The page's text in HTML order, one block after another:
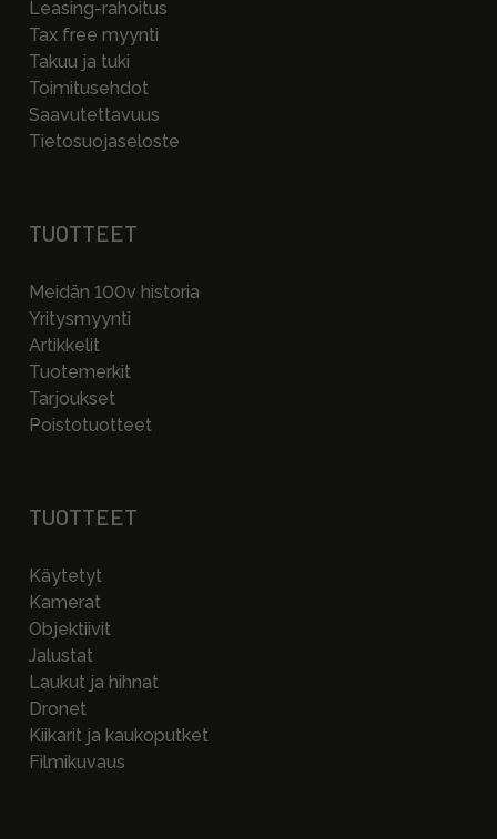
Leasing-rahoitus
Tax free myynti
Takuu ja tuki
Toimitusehdot
Saavutettavuus
Tietosuojaseloste
TUOTTEET
Meidän 100v historia
Yritysmyynti
Artikkelit
Tuotemerkit
Tarjoukset
Poistotuotteet
TUOTTEET
Käytetyt
Kamerat
Objektiivit
Jalustat
Laukut ja hihnat
Dronet
Kiikarit ja kaukoputket
Filmikuvaus